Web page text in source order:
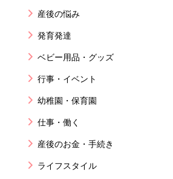
産後の悩み
発育発達
ベビー用品・グッズ
行事・イベント
幼稚園・保育園
仕事・働く
産後のお金・手続き
ライフスタイル